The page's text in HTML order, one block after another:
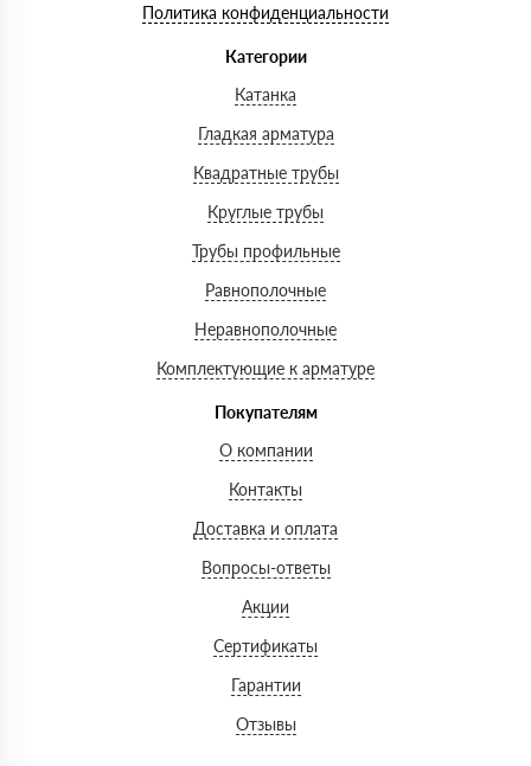
Политика конфиденциальности
Категории
Катанка
Гладкая арматура
Квадратные трубы
Круглые трубы
Трубы профильные
Равнополочные
Неравнополочные
Комплектующие к арматуре
Покупателям
О компании
Контакты
Доставка и оплата
Вопросы-ответы
Акции
Сертификаты
Гарантии
Отзывы